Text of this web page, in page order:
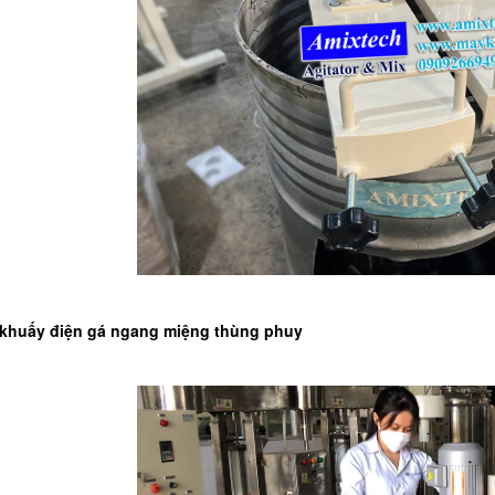
điện gá ngang miệng thùng phuy